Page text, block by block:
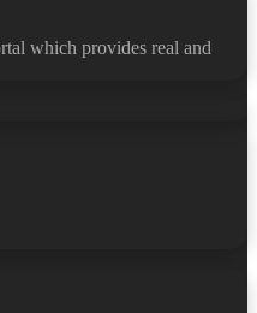
which provides real and